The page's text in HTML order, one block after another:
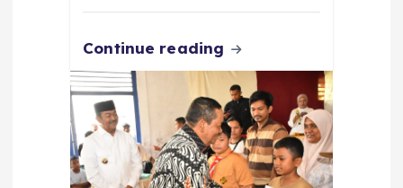
k
Continue reading